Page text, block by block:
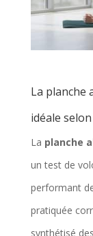
La planche
idéale
La planche
un test de
performant
pratiquée
synthétisé